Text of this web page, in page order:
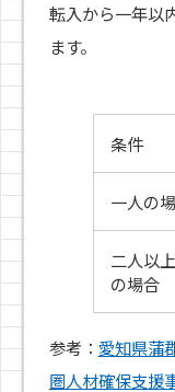
転入から一年以
ます。
条件
一人の
二人以
の場合
参考： 愛知県蒲
圏人材確保支援